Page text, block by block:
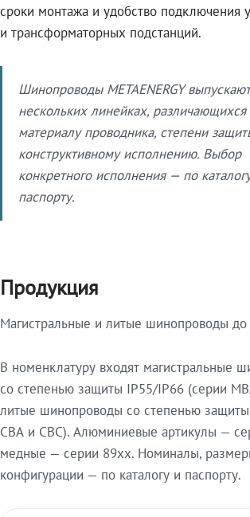
сроки монтажа и удобство подключения
и трансформаторных подстанций.
Шинопроводы METAENERGY
нескольких линейках, различающихся
материалу проводника, степени
конструктивному исполнению. Выбор
конкретного исполнения — по
паспорту.
Продукция
Магистральные и литые шинопроводы до
В номенклатуру входят магистральные
со степенью защиты IP55/IP66 (серии
литые шинопроводы со степенью
СВА и СВС). Алюминиевые артикулы —
медные — серии 89xx. Номиналы,
конфигурации — по каталогу и паспорту.